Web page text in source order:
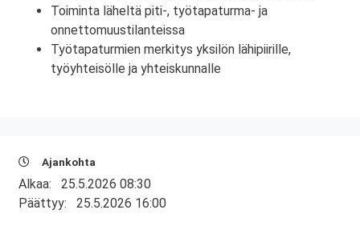
Toiminta läheltä piti-, työtapaturma- ja
onnettomuustilanteissa
Työtapaturmien merkitys yksilön lähipiirille,
työyhteisölle ja yhteiskunnalle
Ajankohta
Alkaa: 25.5.2026 08:30
Päättyy: 25.5.2026 16:00